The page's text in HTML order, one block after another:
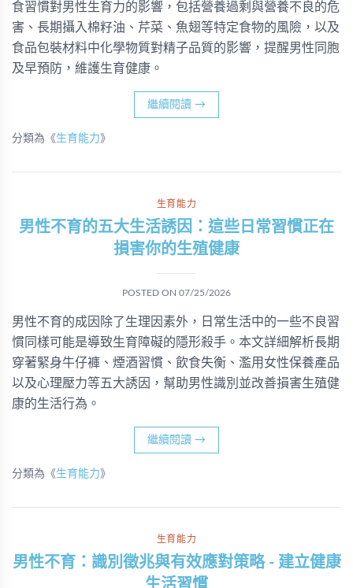
食習慣對男性生育力的影響，包括營養過剩與營養不良的危
害、長期攝入棉籽油、芹菜、魚翅等特定食物的風險，以及
食品包裝材料中化學物質對精子品質的影響，提醒男性同胞
及早預防，維護生育健康。
繼續閱讀 →
分類為《生育能力》
生育能力
男性不育的五大生活誘因：這些日常習慣正在
損害你的生殖健康
POSTED ON 07/25/2026
男性不育的成因除了生理因素外，日常生活中的一些不良習
慣同樣可能是導致生育障礙的隱形殺手。本文詳細解析長期
穿著緊身牛仔褲、煙酒習慣、飲食失衡、濫用女性保養產品
以及心理壓力等五大誘因，幫助男性識別並改善損害生殖健
康的生活行為。
繼續閱讀 →
分類為《生育能力》
生育能力
男性不育：識別徵兆與有效應對策略 - 建立健康
生活習慣